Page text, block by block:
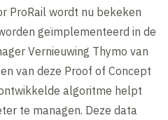
ProRail wordt nu bekeken
geïmplementeerd in de
Vernieuwing Thymo van
van deze Proof of Concept
algoritme helpt
te managen. Deze data